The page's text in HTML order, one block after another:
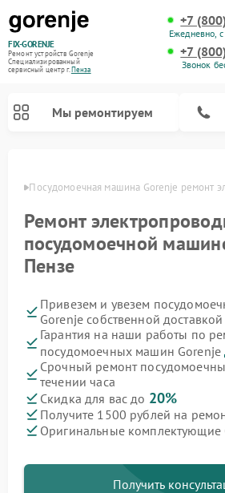
FIX-GORENJE
Ремонт устройств Gorenje
Специализированный
cервисный центр г.Пенза
+7
Ежедневно,
+7
Звонок
Мы ремонтируем
Посудомоечная машина Gorenje ремонт
Ремонт
посудомоечной
Пензе
Привезем и увезем
Gorenje собственной доставкой
Гарантия на наши работы по
посудомоечных машин Gorenje
Срочный ремонт
течении часа
Скидка для вас до 20%
Получите 1500 рублей на
Оригинальные комплектующие
Получить